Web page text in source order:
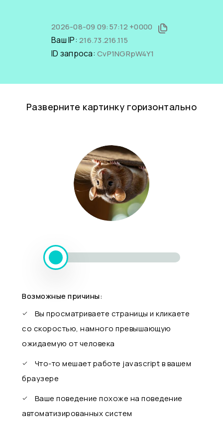
2026-08-09 09:57:12 +0000
Ваш IP: 216.73.216.115
ID запроса: CvP1NGRpW4Y1
Разверните картинку горизонтально
Возможные причины:
Вы просматриваете страницы и кликаете
со скоростью, намного превышающую
ожидаемую от человека
Что-то мешает работе javascript в вашем
браузере
Ваше поведение похоже на поведение
автоматизированных систем